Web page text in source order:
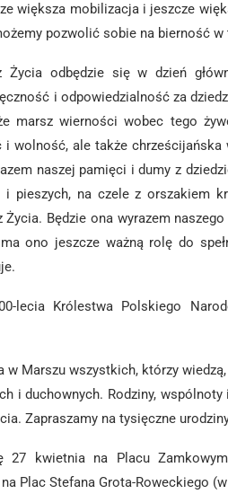
większa mobilizacja i jeszcze
pozwolić sobie na bierność
Życia odbędzie się w dzień
i odpowiedzialność za
marsz wierności wobec tego
i wolność, ale także
naszej pamięci i dumy z
i pieszych, na czele z orszakiem
Będzie ona wyrazem
ono jeszcze ważną rolę do
lecia Królestwa Polskiego
Marszu wszystkich, którzy
i duchownych. Rodziny,
Zapraszamy na tysięczne
27 kwietnia na Placu
Plac Stefana Grota-Roweckiego